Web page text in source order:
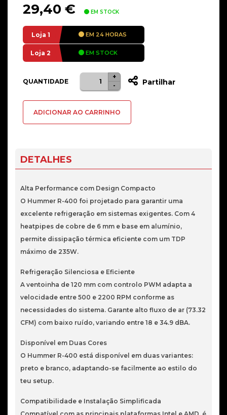
29,40 € EM STOCK
Loja 1 EM 24 HORAS
Loja 2 EM STOCK
QUANTIDADE
Quantidade
de
CPU
400
-
+
Partilhar
ADICIONAR AO CARRINHO
DETALHES
Alta Performance com Design Compacto
O Hummer R-400 foi projetado para garantir uma
excelente refrigeração em sistemas exigentes. Com 4
heatpipes de cobre de 6 mm e base em alumínio,
permite dissipação térmica eficiente com um TDP
máximo de 235W.
Refrigeração Silenciosa e Eficiente
A ventoinha de 120 mm com controlo PWM adapta a
velocidade entre 500 e 2200 RPM conforme as
necessidades do sistema. Garante alto fluxo de ar (73.32
CFM) com baixo ruído, variando entre 18 e 34.9 dBA.
Disponível em Duas Cores
O Hummer R-400 está disponível em duas variantes:
preto e branco, adaptando-se facilmente ao estilo do
teu setup.
Compatibilidade e Instalação Simplificada